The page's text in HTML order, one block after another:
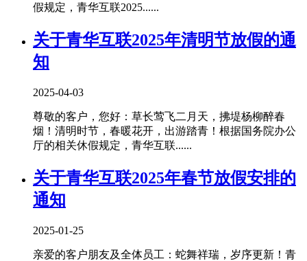
假规定，青华互联2025......
关于青华互联2025年清明节放假的通
知
2025-04-03
尊敬的客户，您好：草长莺飞二月天，拂堤杨柳醉春
烟！清明时节，春暖花开，出游踏青！根据国务院办公
厅的相关休假规定，青华互联......
关于青华互联2025年春节放假安排的
通知
2025-01-25
亲爱的客户朋友及全体员工：蛇舞祥瑞，岁序更新！青